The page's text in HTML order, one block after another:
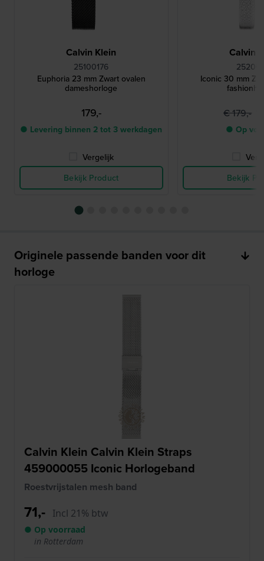
Calvin Klein
25100176
Euphoria 23 mm Zwart ovalen
dameshorloge
179,-
● Levering binnen 2 tot 3 werkdagen
Vergelijk
Bekijk Product
Calvin
Iconic 30 mm
€ 179,-
● Op
Bekijk
Originele passende banden voor dit
horloge
Calvin Klein Calvin Klein Straps
459000055 Iconic Horlogeband
Roestvrijstalen mesh band
71,- Incl 21% btw
● Op voorraad
in Rotterdam